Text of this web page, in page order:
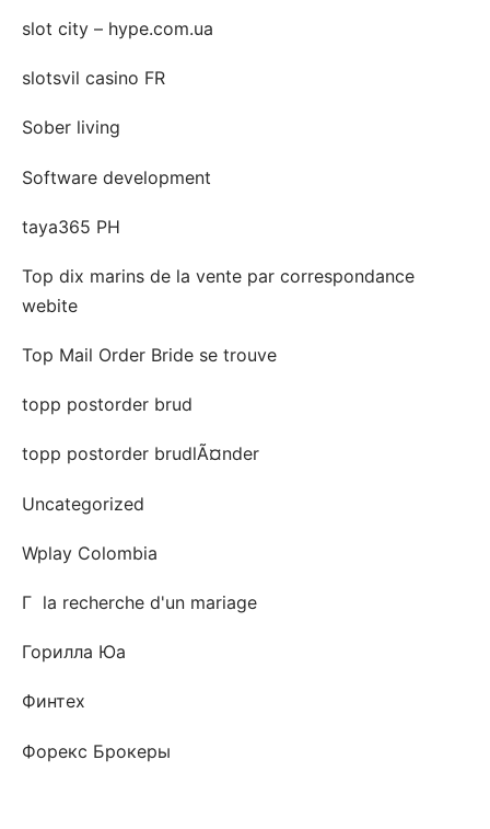
slot city – hype.com.ua
slotsvil casino FR
Sober living
Software development
taya365 PH
Top dix marins de la vente par correspondance
webite
Top Mail Order Bride se trouve
topp postorder brud
topp postorder brudlÃ¤nder
Uncategorized
Wplay Colombia
Г la recherche d'un mariage
Горилла Юа
Финтех
Форекс Брокеры